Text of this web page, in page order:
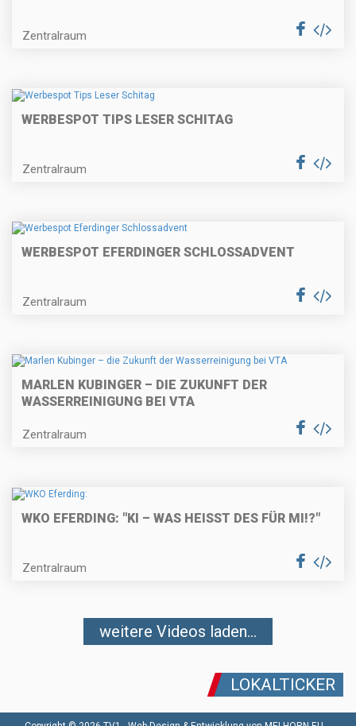
Zentralraum
WERBESPOT TIPS LESER SCHITAG
Zentralraum
WERBESPOT EFERDINGER SCHLOSSADVENT
Zentralraum
MARLEN KUBINGER – DIE ZUKUNFT DER
WASSERREINIGUNG BEI VTA
Zentralraum
WKO EFERDING: "KI – WAS HEISST DES FÜR MI!?"
Zentralraum
weitere Videos laden...
LOKALTICKER